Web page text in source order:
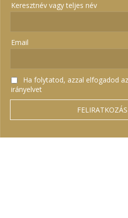
Keresztnév vagy teljes név
Email
Ha folytatod, azzal elfogadod
irányelvet